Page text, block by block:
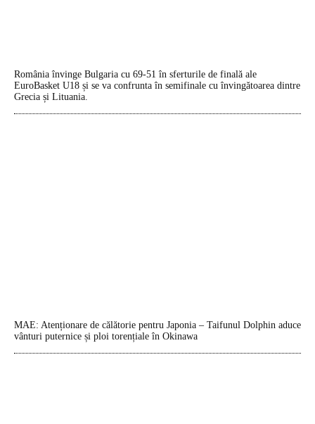
România învinge Bulgaria cu 69-51 în sferturile de finală ale
EuroBasket U18 și se va confrunta în semifinale cu învingătoarea dintre
Grecia și Lituania.
MAE: Atenționare de călătorie pentru Japonia – Taifunul Dolphin aduce
vânturi puternice și ploi torențiale în Okinawa